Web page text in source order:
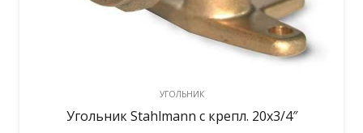
УГОЛЬНИК
Угольник Stahlmann с крепл. 20х3/4″